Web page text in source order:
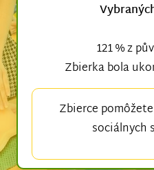
121 % z
Zbierka bola
Zbierce
sociálnych